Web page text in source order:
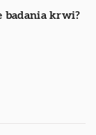
badania krwi?